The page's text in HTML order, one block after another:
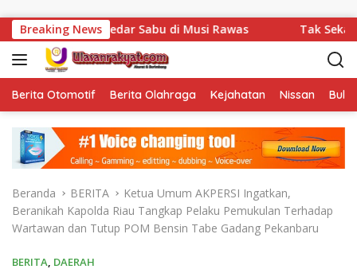
Breaking News
Sabu di Musi Rawas Tak Sekadar
Berita Otomotif Berita Olahraga Kejahatan Nissan
Beranda BERITA
Ketua Umum AKPERSI Ingatkan,
Beranikah Kapolda Riau Tangkap Pelaku Pemukulan Terhadap
Wartawan dan Tutup POM Bensin Tabe Gadang Pekanbaru
BERITA, DAERAH